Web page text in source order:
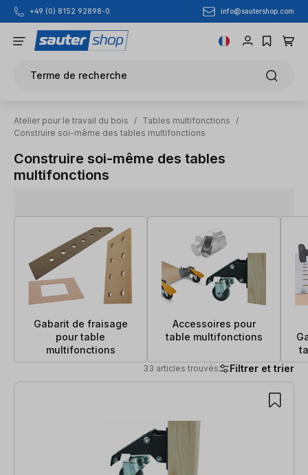
Passer au contenu principal
+49 (0) 8152 92898-0 info@sautershop.com
Terme de recherche
Atelier pour le travail du bois / Tables multifonctions
/
Construire soi-même des tables multifonctions
Construire soi-même des tables
multifonctions
Gabarit de fraisage
pour table
multifonctions
Accessoires pour
table multifonctions
33 articles trouvés Filtrer et trier
33 articles trouvés